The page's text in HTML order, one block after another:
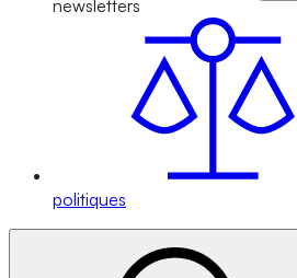
newsletters
politiques